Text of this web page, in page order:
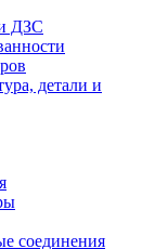
ДЗС
детали и
соединения